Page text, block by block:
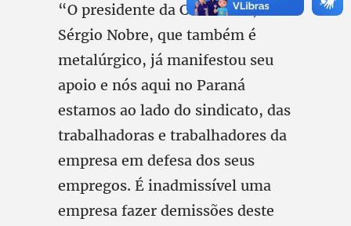
“O presidente da CUT Brasil,
Sérgio Nobre, que também é
metalúrgico, já manifestou seu
apoio e nós aqui no Paraná
estamos ao lado do sindicato, das
trabalhadoras e trabalhadores da
empresa em defesa dos seus
empregos. É inadmissível uma
empresa fazer demissões deste